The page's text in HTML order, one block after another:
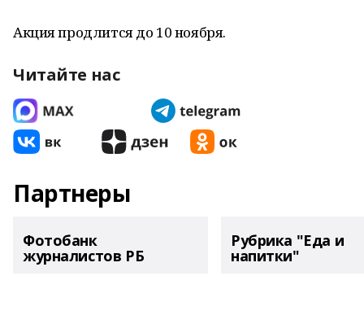
Акция продлится до 10 ноября.
Читайте нас
Партнеры
Фотобанк
журналистов РБ
Рубрика "Еда и
напитки"